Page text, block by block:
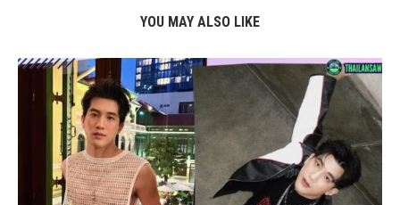
YOU MAY ALSO LIKE